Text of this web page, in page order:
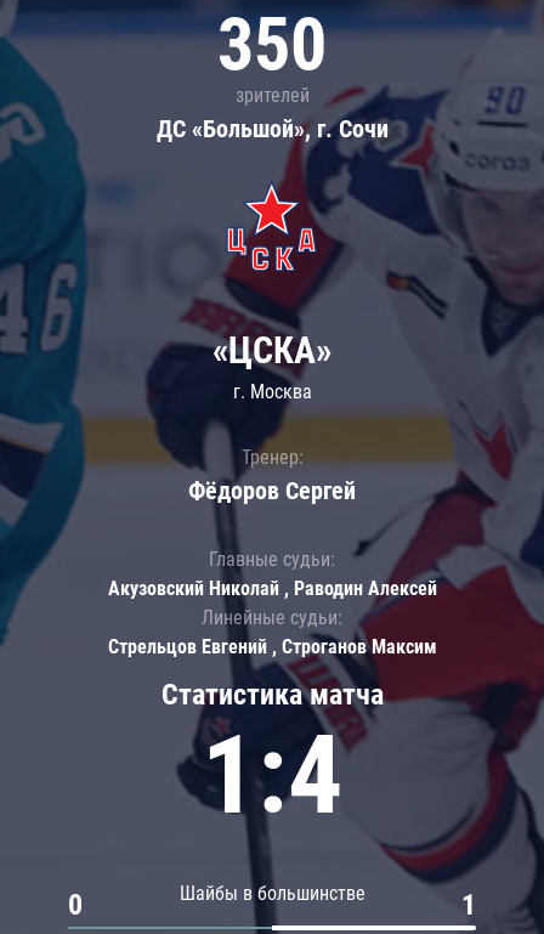
350
зрителей
ДС «Большой», г. Сочи
Статистика матча
1:4
Шайбы в большинстве
0 1
«ЦСКА»
г. Москва
Тренер:
Фёдоров Сергей
Главные судьи:
Акузовский Николай , Раводин Алексей
Линейные судьи:
Стрельцов Евгений , Строганов Максим